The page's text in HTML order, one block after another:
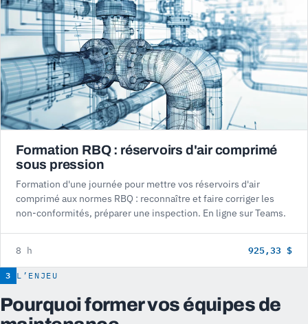
Formation RBQ : réservoirs d'air comprimé
sous pression
Formation d'une journée pour mettre vos réservoirs d'air
comprimé aux normes RBQ : reconnaître et faire corriger les
non-conformités, préparer une inspection. En ligne sur Teams.
8 h 925,33 $
3 L’ENJEU
Pourquoi former vos équipes de